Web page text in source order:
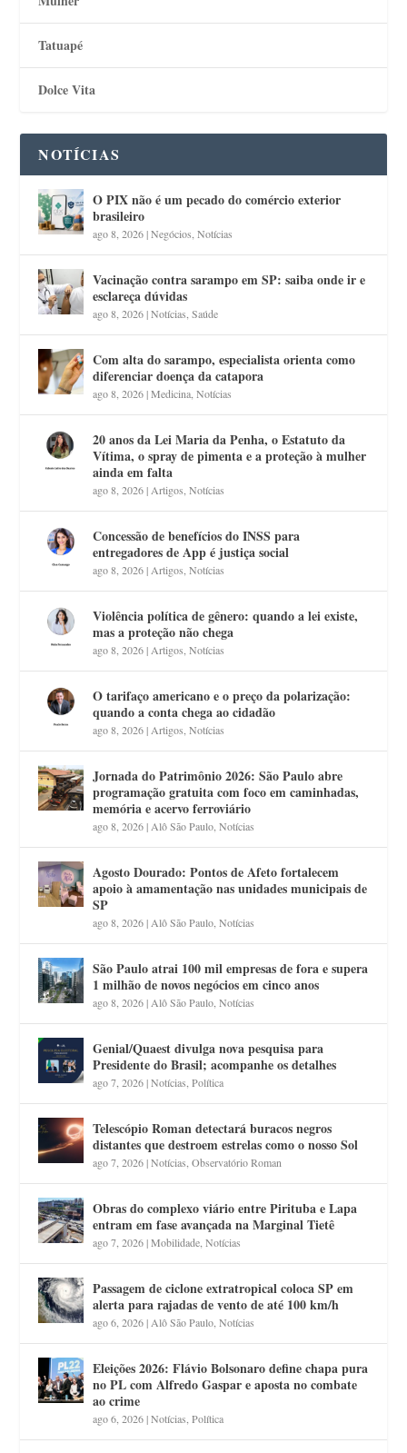
Tatuapé
Dolce Vita
NOTÍCIAS
O PIX não é um pecado do comércio exterior
brasileiro
ago 8, 2026|Negócios ,Notícias
Vacinação contra sarampo em SP: saiba onde ir e
esclareça dúvidas
ago 8, 2026|Notícias ,Saúde
Com alta do sarampo, especialista orienta como
diferenciar doença da catapora
ago 8, 2026|Medicina ,Notícias
20 anos da Lei Maria da Penha, o Estatuto da
Vítima, o spray de pimenta e a proteção à mulher
ainda em falta
ago 8, 2026| Artigos ,Notícias
Concessão de benefícios do INSS para
entregadores de App é justiça social
ago 8, 2026| Artigos ,Notícias
Violência política de gênero: quando a lei existe,
mas a proteção não chega
ago 8, 2026| Artigos ,Notícias
O tarifaço americano e o preço da polarização:
quando a conta chega ao cidadão
ago 8, 2026| Artigos ,Notícias
Jornada do Patrimônio 2026: São Paulo abre
programação gratuita com foco em caminhadas,
memória e acervo ferroviário
ago 8, 2026| Alô São Paulo ,Notícias
Agosto Dourado: Pontos de Afeto fortalecem
apoio à amamentação nas unidades municipais de
SP
ago 8, 2026| Alô São Paulo ,Notícias
São Paulo atrai 100 mil empresas de fora e supera
1 milhão de novos negócios em cinco anos
ago 8, 2026| Alô São Paulo ,Notícias
Genial/Quaest divulga nova pesquisa para
Presidente do Brasil; acompanhe os detalhes
ago 7, 2026|Notícias ,Política
Telescópio Roman detectará buracos negros
distantes que destroem estrelas como o nosso Sol
ago 7, 2026|Notícias ,Observatório Roman
Obras do complexo viário entre Pirituba e Lapa
entram em fase avançada na Marginal Tietê
ago 7, 2026|Mobilidade ,Notícias
Passagem de ciclone extratropical coloca SP em
alerta para rajadas de vento de até 100 km/h
ago 6, 2026| Alô São Paulo ,Notícias
Eleições 2026: Flávio Bolsonaro define chapa pura
no PL com Alfredo Gaspar e aposta no combate
ao crime
ago 6, 2026|Notícias ,Política